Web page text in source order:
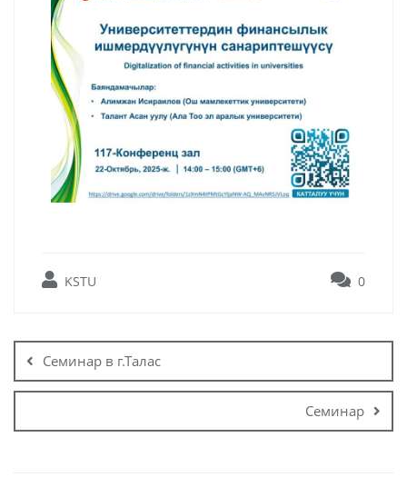
KSTU 0
Семинар в г.Талас
Семинар